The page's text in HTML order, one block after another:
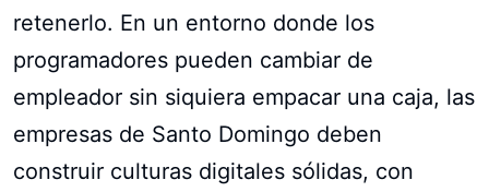
retenerlo. En un entorno donde los
programadores pueden cambiar de
empleador sin siquiera empacar una caja, las
empresas de Santo Domingo deben
construir culturas digitales sólidas, con